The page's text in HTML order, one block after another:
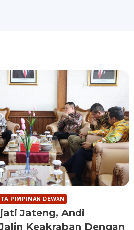
PIMPINAN DEWAN
Jateng, Andi
Keakraban Dengan